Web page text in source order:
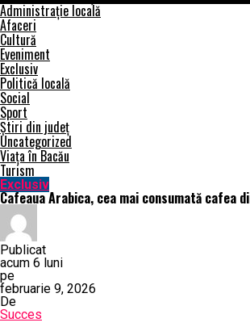
Administrație locală
Afaceri
Cultură
Eveniment
Exclusiv
Politică locală
Social
Sport
Știri din județ
Uncategorized
Viața în Bacău
Turism
Exclusiv
Cafeaua Arabica, cea mai consumată cafea
Publicat
acum 6 luni
pe
februarie 9, 2026
De
Succes